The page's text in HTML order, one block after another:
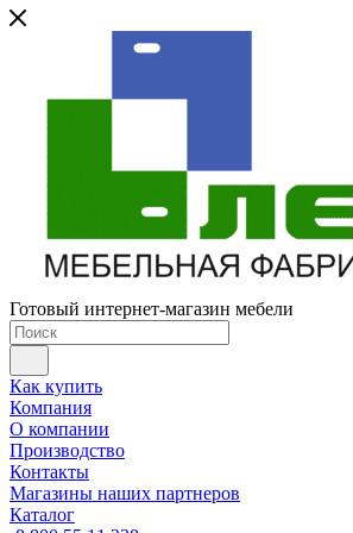
Готовый интернет-магазин мебели
Как купить
Компания
О компании
Производство
Контакты
Магазины наших партнеров
Каталог